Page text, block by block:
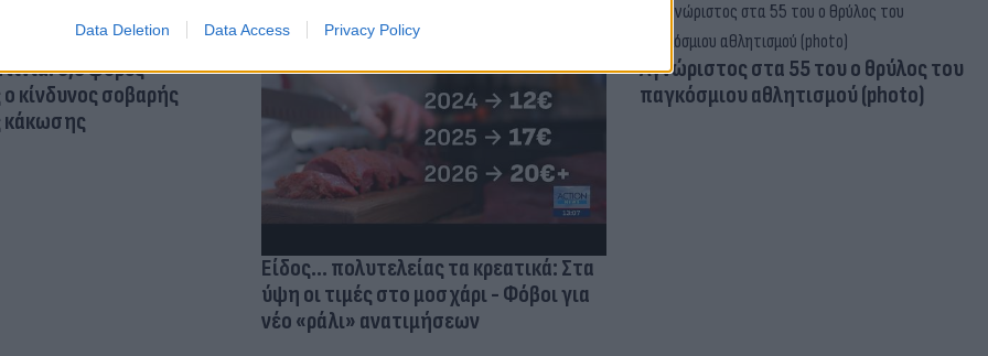
Data Deletion Data Access Privacy Policy
3,5 φορές
κίνδυνος σοβαρής
κάκωσης
Είδος... πολυτελείας τα κρεατικά: Στα
ύψη οι τιμές στο μοσχάρι - Φόβοι για
νέο «ράλι» ανατιμήσεων
Aγνώριστος στα 55 του ο θρύλος του
παγκόσμιου αθλητισμού (photo)